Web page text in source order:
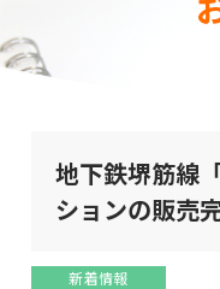
地下鉄堺筋線
ションの販売
新着情報